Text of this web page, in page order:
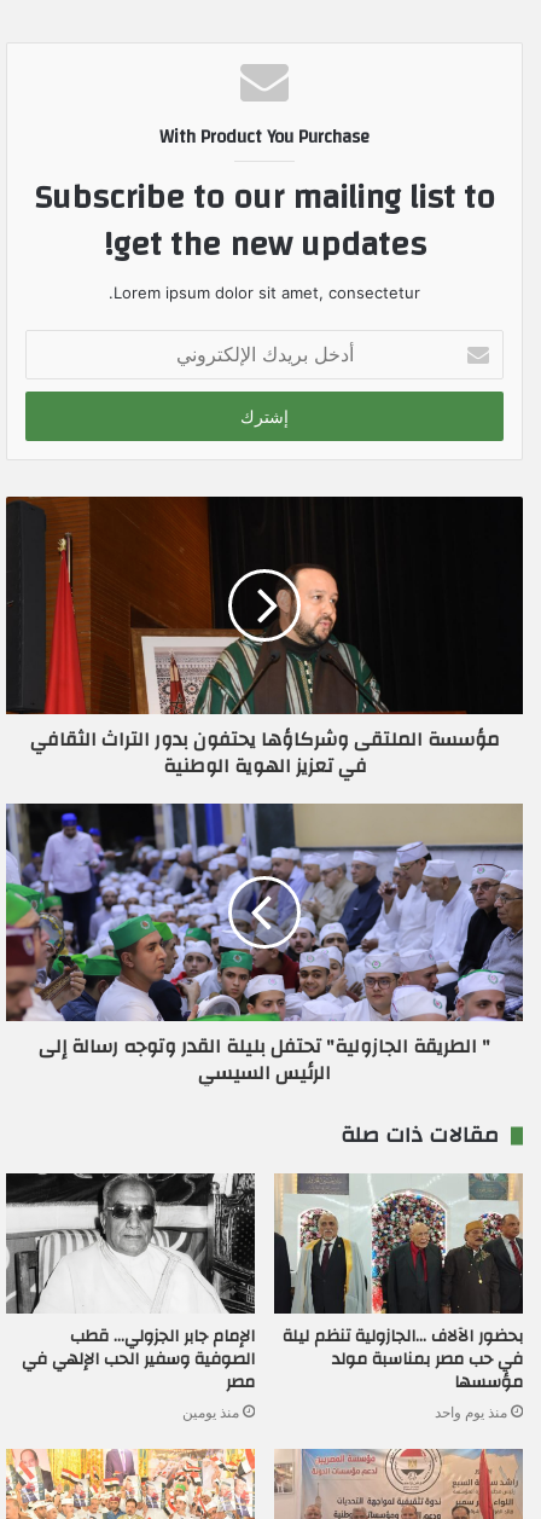
With Product You Purchase
Subscribe to our mailing list to
get the new updates!
Lorem ipsum dolor sit amet, consectetur.
خ
ب
ي
ومؤسسة الملتقى وشركاؤها يحتفون بدور التراث الثقافي
في تعزيز الهوية الوطنية
" الطريقة الجازولية" تحتفل بليلة القدر وتوجه رسالة إلى
الرئيس السيسي
مقالات ذات صلة
بحضور الآلاف …الجازولية تنظم ليلة
في حب مصر بمناسبة مولد
مؤسسها
منذ يوم واحد
الإمام جابر الجزولي… قطب
الصوفية وسفير الحب الإلهي في
مصر
منذ يومين